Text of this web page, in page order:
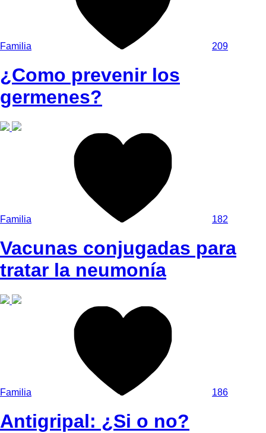
Familia 209
¿Como prevenir los
germenes?
Familia 182
Vacunas conjugadas para
tratar la neumonía
Familia 186
Antigripal: ¿Si o no?